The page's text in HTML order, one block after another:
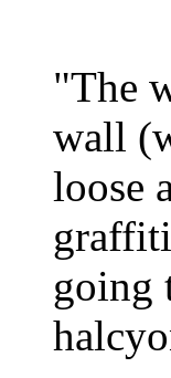
"The
wall
loose
going